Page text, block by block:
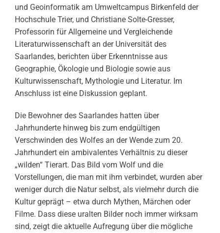
und Geoinformatik am Umweltcampus Birkenfeld der
Hochschule Trier, und Christiane Solte-Gresser,
Professorin für Allgemeine und Vergleichende
Literaturwissenschaft an der Universität des
Saarlandes, berichten über Erkenntnisse aus
Geographie, Ökologie und Biologie sowie aus
Kulturwissenschaft, Mythologie und Literatur. Im
Anschluss ist eine Diskussion geplant.
Die Bewohner des Saarlandes hatten über
Jahrhunderte hinweg bis zum endgültigen
Verschwinden des Wolfes an der Wende zum 20.
Jahrhundert ein ambivalentes Verhältnis zu dieser
„wilden“ Tierart. Das Bild vom Wolf und die
Vorstellungen, die man mit ihm verbindet, wurden aber
weniger durch die Natur selbst, als vielmehr durch die
Kultur geprägt – etwa durch Mythen, Märchen oder
Filme. Dass diese uralten Bilder noch immer wirksam
sind, zeigt die aktuelle Aufregung über die mögliche